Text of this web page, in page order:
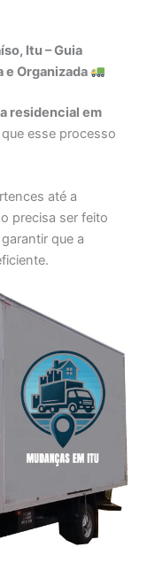
Itu – Guia
e Organizada
residencial em
esse processo
até a
precisa ser feito
que a